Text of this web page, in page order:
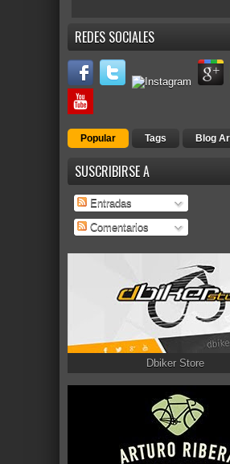
REDES SOCIALES
Popular Tags Blog
SUSCRIBIRSE A
Entradas
Comentarios
Dbiker Store